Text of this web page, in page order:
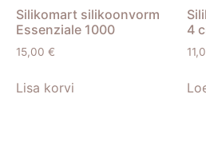
Silikomart silikoonvorm
Essenziale 1000
15,00 €
Lisa korvi
4